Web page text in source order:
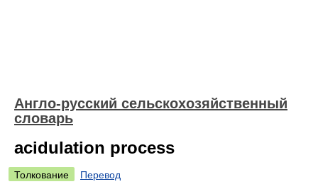
Англо-русский сельскохозяйственный
словарь
acidulation process
Толкование
Перевод